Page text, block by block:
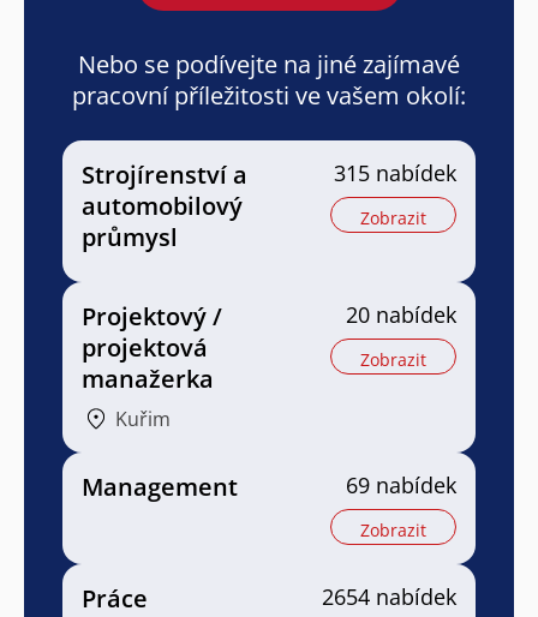
Nebo se podívejte na jiné zajímavé
pracovní příležitosti ve vašem okolí:
Strojírenství a
automobilový
průmysl
315 nabídek
Zobrazit
Projektový /
projektová
manažerka
Kuřim
20 nabídek
Zobrazit
Management 69 nabídek
Zobrazit
Práce 2654 nabídek